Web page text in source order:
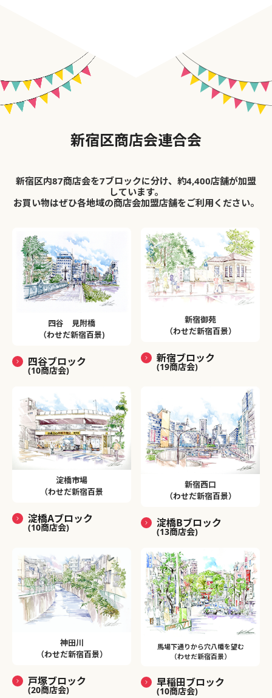
新宿区商店会連合会
新宿区内87商店会を7ブロックに分け、約4,400店舗が加盟
しています。
お買い物はぜひ各地域の商店会加盟店舗をご利用ください。
四谷 見附橋
（わせだ新宿百景)
四谷ブロック
(10商店会)
新宿御苑
（わせだ新宿百景）
新宿ブロック
(19商店会)
淀橋市場
（わせだ新宿百景
淀橋Aブロック
(10商店会)
新宿西口
（わせだ新宿百景）
淀橋Bブロック
(13商店会)
神田川
（わせだ新宿百景）
戸塚ブロック
(20商店会)
馬場下通りから穴八幡を望む
（わせだ新宿百景）
早稲田ブロック
(10商店会)